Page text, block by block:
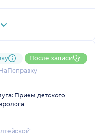
После записи
Прием детского